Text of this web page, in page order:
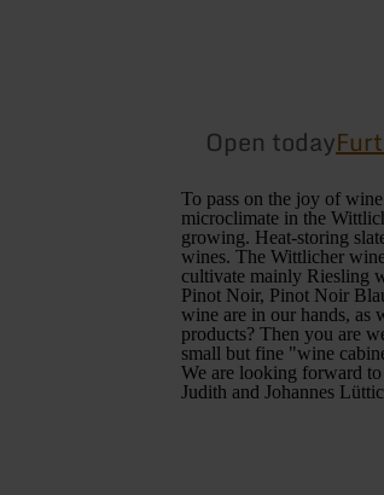
Open today
To pass on the joy of
microclimate in the
growing. Heat-storing
wines. The Wittlicher
cultivate mainly Riesling
Pinot Noir, Pinot Noir
wine are in our hands, as
products? Then you are
small but fine "wine
We are looking forward
Judith and Johannes